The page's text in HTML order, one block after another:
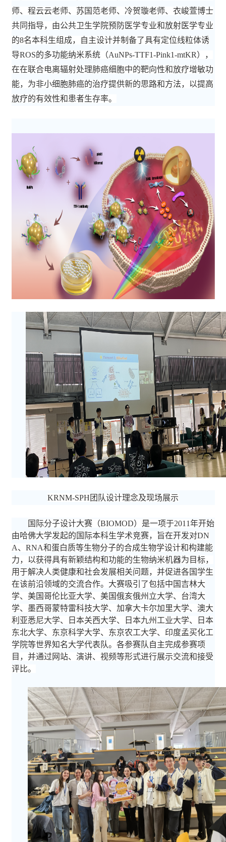
师、程云云老师、苏国范老师、冷贺璇老师、衣峻萱博士
共同指导，由公共卫生学院预防医学专业和放射医学专业
的8名本科生组成，自主设计并制备了具有定位线粒体诱
导ROS的多功能纳米系统（AuNPs-TTF1-Pink1-mtKR）
，
在在联合电离辐射处理肺癌细胞中的靶向性和放疗增敏功
能，为非小细胞肺癌的治疗提供新的思路和方法，以提高
放疗的有效性和患者生存率。
KRNM-SPH团队设计理念及现场展示
国际分子设计大赛（BIOMOD）是一项于2011年开始
由哈佛大学发起的国际本科生学术竞赛，旨在开发对DN
A、RNA和蛋白质等生物分子的合成生物学设计和构建能
力，以获得具有新颖结构和功能的生物纳米机器为目标，
用于解决人类健康和社会发展相关问题，并促进各国学生
在该前沿领域的交流合作。大赛吸引了包括中国吉林大
学、美国哥伦比亚大学、美国俄亥俄州立大学、台湾大
学、墨西哥蒙特雷科技大学、加拿大卡尔加里大学、澳大
利亚悉尼大学、日本关西大学、日本九州工业大学、日本
东北大学、东京科学大学、东京农工大学、印度孟买化工
学院等世界知名大学代表队。各参赛队自主完成参赛项
目，并通过网站、演讲、视频等形式进行展示交流和接受
评比。